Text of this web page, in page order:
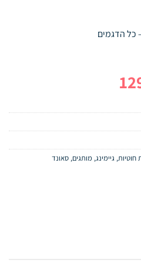
המחיר
הוא:
129.00 ₪.
חוטיות, גיימינג, מותגים, סאונד